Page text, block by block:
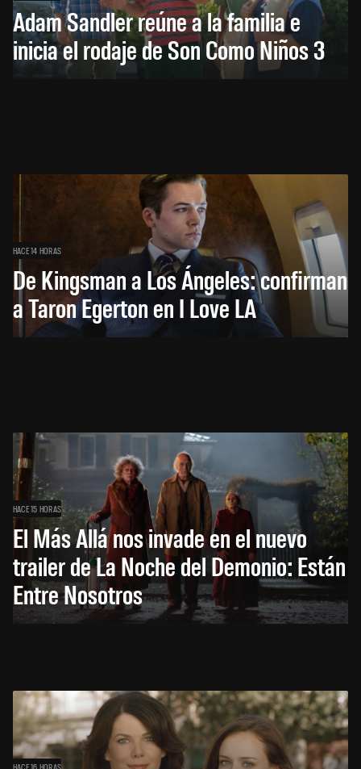
Adam Sandler reúne a la familia e
inicia el rodaje de Son Como Niños 3
HACE 14 HORAS
De Kingsman a Los Ángeles: confirman
a Taron Egerton en I Love LA
HACE 15 HORAS
El Más Allá nos invade en el nuevo
trailer de La Noche del Demonio: Están
Entre Nosotros
HACE 16 HORAS